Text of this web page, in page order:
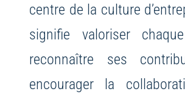
centre de la culture
signifie valoriser
reconnaître ses
encourager la